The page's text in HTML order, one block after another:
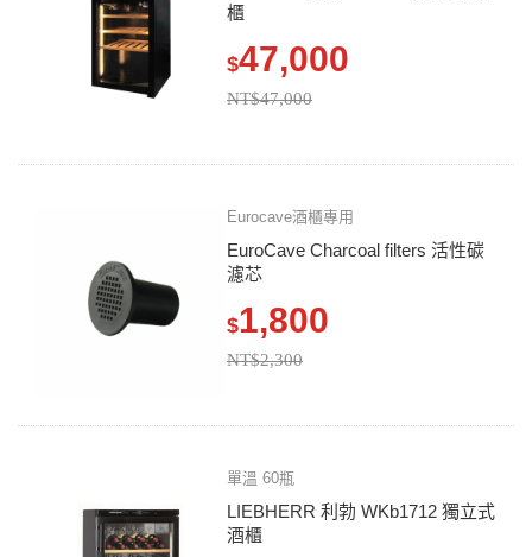
櫃
$47,000
NT$47,000
Eurocave酒櫃專用
EuroCave Charcoal filters 活性碳
濾芯
$1,800
NT$2,300
單溫 60瓶
LIEBHERR 利勃 WKb1712 獨立式
酒櫃